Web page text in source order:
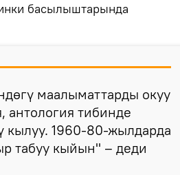
басылыштарында
маалыматтарды окуу
антология тибинде
кылуу. 1960-80-жылдарда
табуу кыйын" – деди